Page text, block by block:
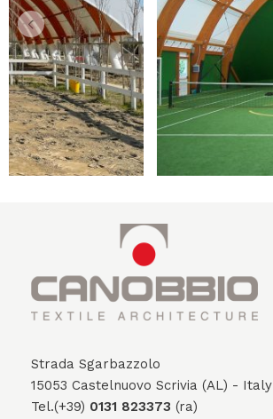
Strada Sgarbazzolo
15053 Castelnuovo Scrivia (AL) - Italy
Tel.(+39) 0131 823373 (ra)